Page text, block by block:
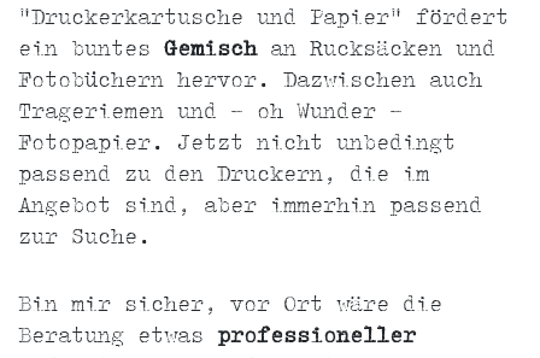
"Druckerkartusche und Papier" fördert
ein buntes Gemischan Rucksäcken und
Fotobüchern hervor. Dazwischen auch
Trageriemen und - oh Wunder -
Fotopapier. Jetzt nicht unbedingt
passend zu den Druckern, die im
Angebot sind, aber immerhin passend
zur Suche.
Bin mir sicher, vor Ort wäre die
Beratung etwas professioneller